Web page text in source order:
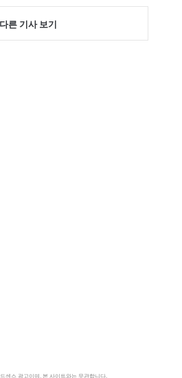
다른 기사 보기
센스 광고이며, 본 사이트와는 무관합니다.